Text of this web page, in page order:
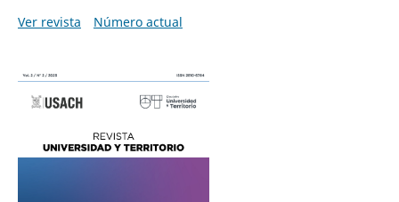
Ver revista
Número actual